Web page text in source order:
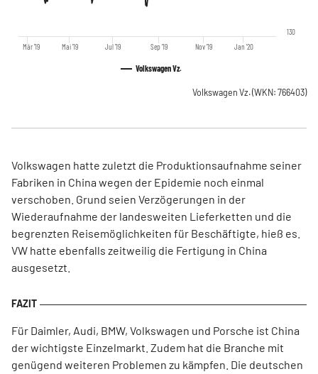
Volkswagen Vz.
Mär '19 Mai '19 Jul '19 Sep '19 Nov '19 Jan '20
130
Volkswagen Vz.(WKN: 766403)
Volkswagen hatte zuletzt die Produktionsaufnahme seiner
Fabriken in China wegen der Epidemie noch einmal
verschoben. Grund seien Verzögerungen in der
Wiederaufnahme der landesweiten Lieferketten und die
begrenzten Reisemöglichkeiten für Beschäftigte, hieß es.
VW hatte ebenfalls zeitweilig die Fertigung in China
ausgesetzt.
Für Daimler, Audi, BMW, Volkswagen und Porsche ist China
der wichtigste Einzelmarkt. Zudem hat die Branche mit
genügend weiteren Problemen zu kämpfen. Die deutschen